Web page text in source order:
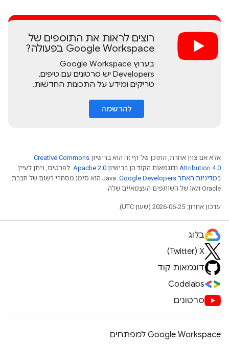
רוצים לראות את התוספים של
Google Workspace בפעולה?
בערוץ Google Workspace
Developers יש סרטונים עם טיפים,
טריקים ומידע על התכונות החדשות.
להרשמה
אלא אם צוין אחרת, התוכן של דף זה הוא ברישיון Creative Commons
Attribution 4.0 ודוגמאות הקוד הן ברישיון Apache 2.0. לפרטים, ניתן לעיין
במדיניות האתר Google Developers‏
.‏ Java הוא סימן מסחרי רשום של חברת
Oracle ו/או של השותפים העצמאיים שלה.
עדכון אחרון: 2026-06-25 (שעון UTC).
בלוג
X‏ (Twitter)
דוגמאות קוד
Codelabs
סרטונים
Google Workspace למפתחים